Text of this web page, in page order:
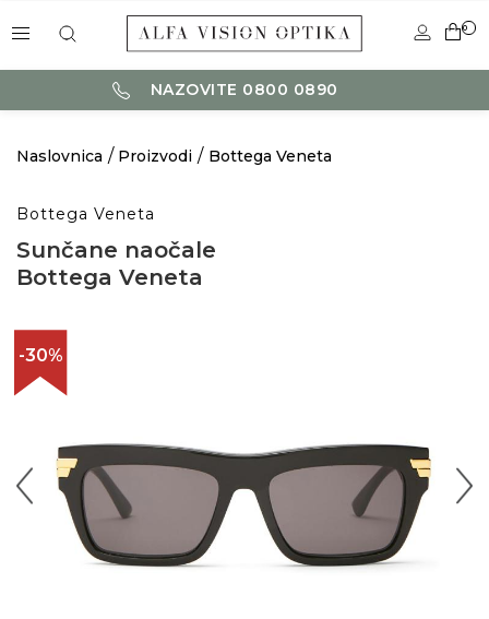
0
NAZOVITE 0800 0890
Naslovnica Proizvodi Bottega Veneta
Bottega Veneta
Sunčane naočale
Bottega Veneta
-30%